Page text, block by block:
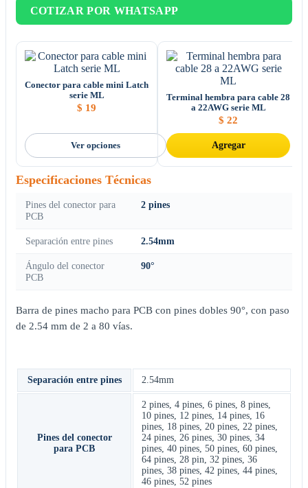
COTIZAR POR WHATSAPP
Conector para cable mini Latch
serie ML
$ 19
Ver opciones
Terminal hembra para cable 28
a 22AWG serie ML
$ 22
Agregar
Especificaciones Técnicas
Pines del conector para
PCB
2 pines
Separación entre pines 2.54mm
Ángulo del conector
PCB
90°
Barra de pines macho para PCB con pines dobles 90°, con paso
de 2.54 mm de 2 a 80 vías.
Separación entre pines 2.54mm
Pines del conector
para PCB
2 pines, 4 pines, 6 pines, 8 pines,
10 pines, 12 pines, 14 pines, 16
pines, 18 pines, 20 pines, 22 pines,
24 pines, 26 pines, 30 pines, 34
pines, 40 pines, 50 pines, 60 pines,
64 pines, 28 pin, 32 pines, 36
pines, 38 pines, 42 pines, 44 pines,
46 pines, 52 pines